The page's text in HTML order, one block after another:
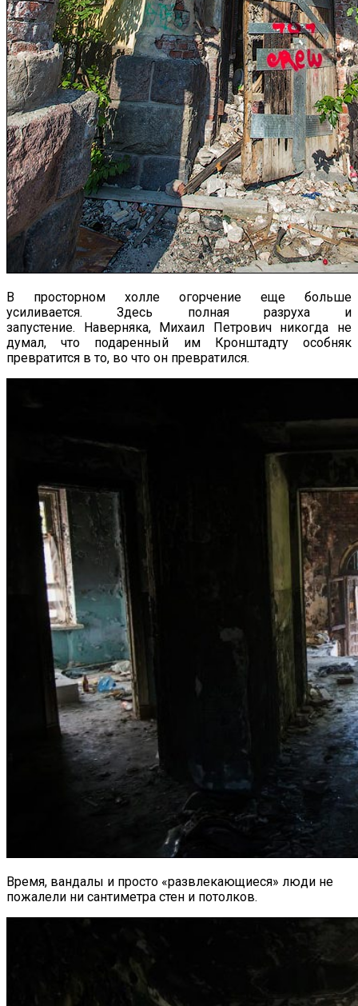
В просторном холле огорчение еще больше
усиливается. Здесь полная разруха и
запустение. Наверняка, Михаил Петрович никогда не
думал, что подаренный им Кронштадту особняк
превратится в то, во что он превратился.
Время, вандалы и просто «развлекающиеся» люди не
пожалели ни сантиметра стен и потолков.